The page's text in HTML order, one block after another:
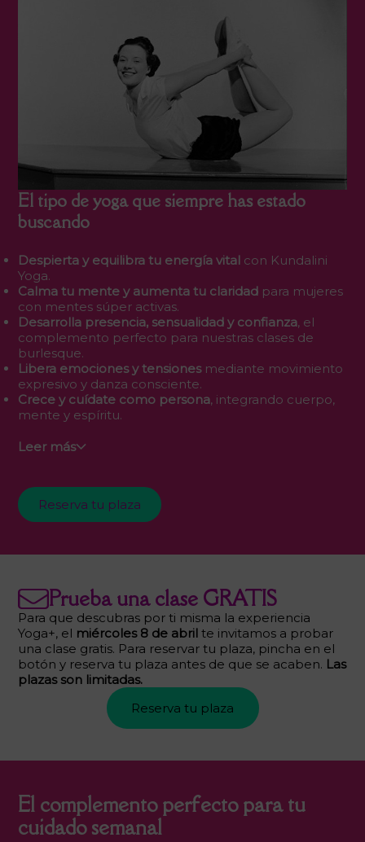
El tipo de yoga que siempre has estado
buscando
Despierta y equilibra tu energía vital con Kundalini
Yoga.
Calma tu mente y aumenta tu claridad para mujeres
con mentes súper activas.
Desarrolla presencia, sensualidad y confianza, el
complemento perfecto para nuestras clases de
burlesque.
Libera emociones y tensionesmediante movimiento
expresivo y danza consciente.
Crece y cuídate como persona, integrando cuerpo,
mente y espíritu.
Leer más
Reserva tu plaza
Prueba una clase GRATIS
Para que descubras por ti misma la experiencia
Yoga+, el miércoles 8 de abril te invitamos a probar
una clase gratis. Para reservar tu plaza, pincha en el
botón y reserva tu plaza antes de que se acaben. Las
plazas son limitadas.
Reserva tu plaza
El complemento perfecto para tu
cuidado semanal